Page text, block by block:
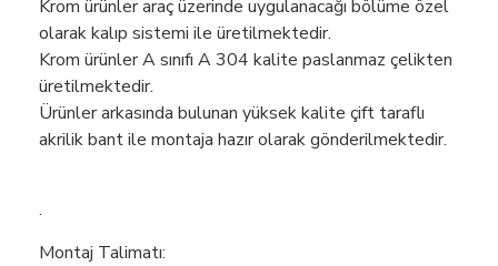
Krom ürünler araç üzerinde uygulanacağı bölüme özel
olarak kalıp sistemi ile üretilmektedir.
Krom ürünler A sınıfı A 304 kalite paslanmaz çelikten
üretilmektedir.
Ürünler arkasında bulunan yüksek kalite çift taraflı
akrilik bant ile montaja hazır olarak gönderilmektedir.
.
Montaj Talimatı: